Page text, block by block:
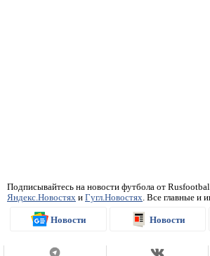
Подписывайтесь на новости футбола от
Яндекс.Новостях и Гугл.Новостях. Все главные и
Новости Новости